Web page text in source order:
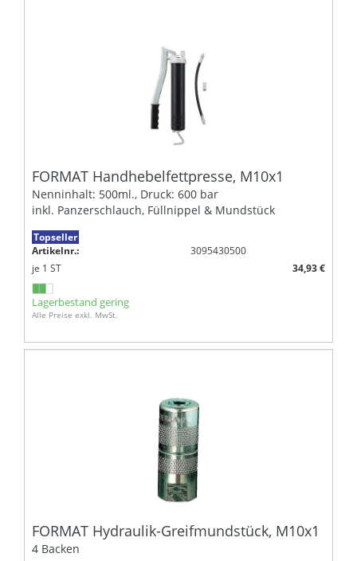
FORMAT Handhebelfettpresse, M10x1
Nenninhalt: 500ml., Druck: 600 bar
inkl. Panzerschlauch, Füllnippel & Mundstück
Topseller
Artikelnr.:
3095430500
je 1 ST 34,93 €
Lagerbestand gering
Alle Preise exkl. MwSt.
FORMAT Hydraulik-Greifmundstück, M10x1
4 Backen